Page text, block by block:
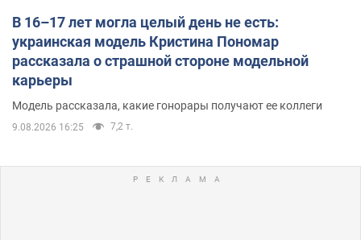
В 16–17 лет могла целый день не есть:
украинская модель Кристина Пономар
рассказала о страшной стороне модельной
карьеры
Модель рассказала, какие гонорары получают ее коллеги
9.08.2026 16:25 7,2 т.